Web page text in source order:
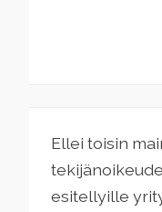
Ellei toisin
esitellyille